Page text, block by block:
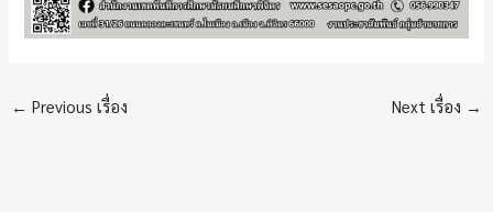
← Previous เรื่อง Next เรื่อง →